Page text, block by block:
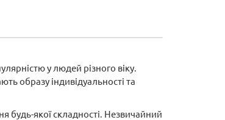
у людей різного віку.
образу індивідуальності та
будь-якої складності. Незвичайний